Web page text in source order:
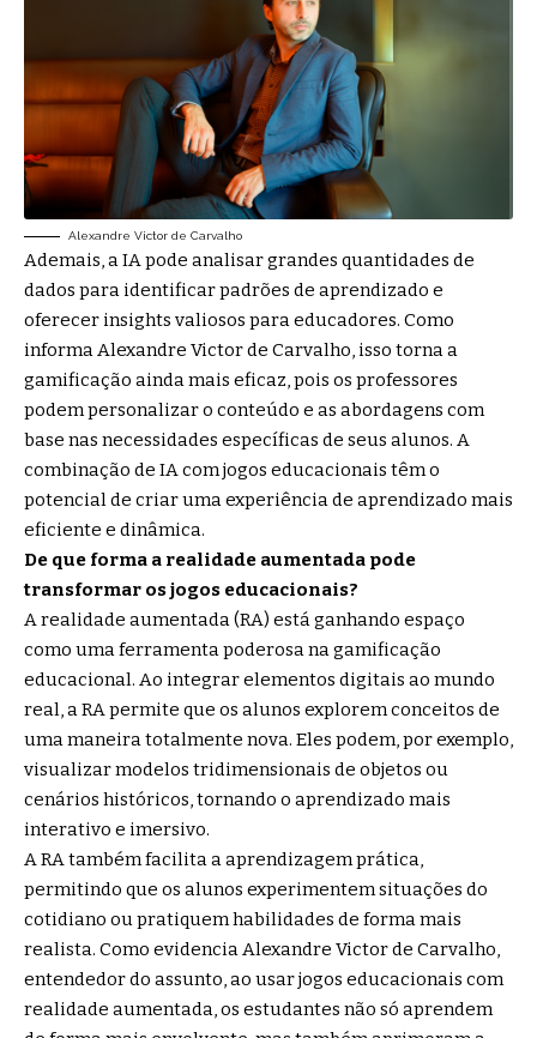
Alexandre Victor de Carvalho
Ademais, a IA pode analisar grandes quantidades de
dados para identificar padrões de aprendizado e
oferecer insights valiosos para educadores. Como
informa Alexandre Victor de Carvalho, isso torna a
gamificação ainda mais eficaz, pois os professores
podem personalizar o conteúdo e as abordagens com
base nas necessidades específicas de seus alunos. A
combinação de IA com jogos educacionais têm o
potencial de criar uma experiência de aprendizado mais
eficiente e dinâmica.
De que forma a realidade aumentada pode
transformar os jogos educacionais?
A realidade aumentada (RA) está ganhando espaço
como uma ferramenta poderosa na gamificação
educacional. Ao integrar elementos digitais ao mundo
real, a RA permite que os alunos explorem conceitos de
uma maneira totalmente nova. Eles podem, por exemplo,
visualizar modelos tridimensionais de objetos ou
cenários históricos, tornando o aprendizado mais
interativo e imersivo.
A RA também facilita a aprendizagem prática,
permitindo que os alunos experimentem situações do
cotidiano ou pratiquem habilidades de forma mais
realista. Como evidencia Alexandre Victor de Carvalho,
entendedor do assunto, ao usar jogos educacionais com
realidade aumentada, os estudantes não só aprendem